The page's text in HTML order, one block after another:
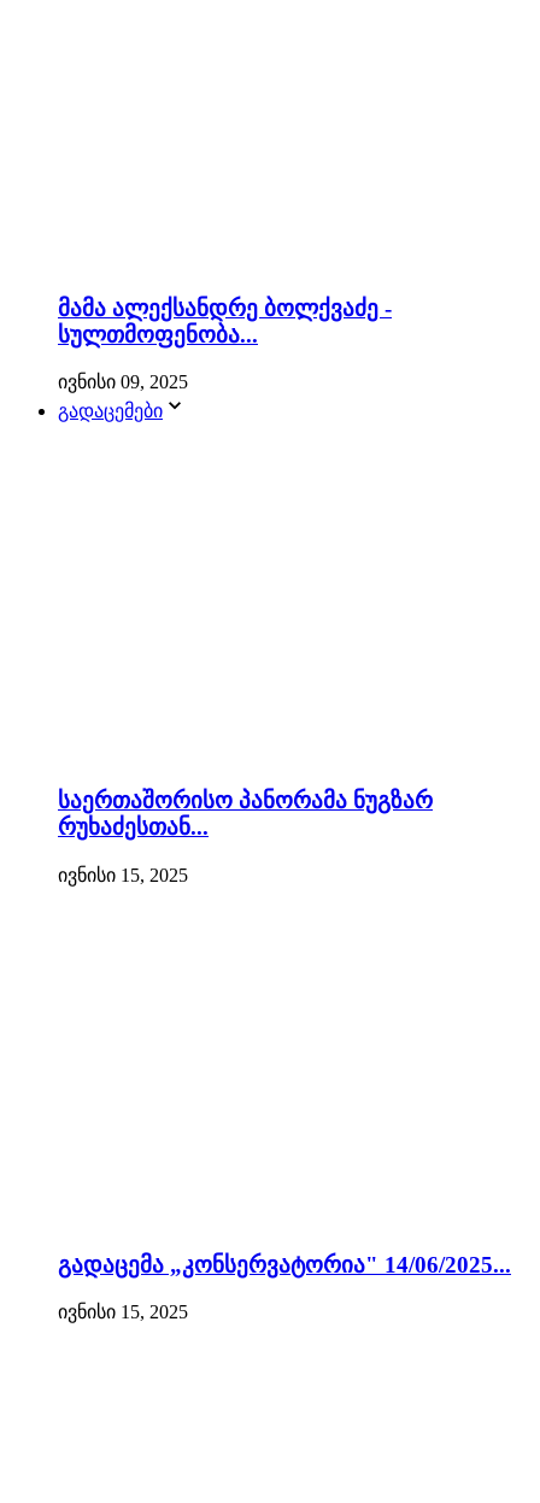
მამა ალექსანდრე ბოლქვაძე -
სულთმოფენობა...
ივნისი 09, 2025
გადაცემები
საერთაშორისო პანორამა ნუგზარ
რუხაძესთან...
ივნისი 15, 2025
გადაცემა „კონსერვატორია" 14/06/2025...
ივნისი 15, 2025